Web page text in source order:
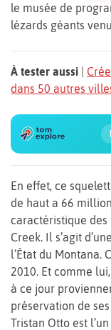
le musée de
lézards géants
À tester aussi
dans 50 autres
En effet, ce
de haut a 66
caractéristique
Creek. Il s’agit
l’État du Montana.
2010. Et comme
à ce jour
préservation de
Tristan Otto est